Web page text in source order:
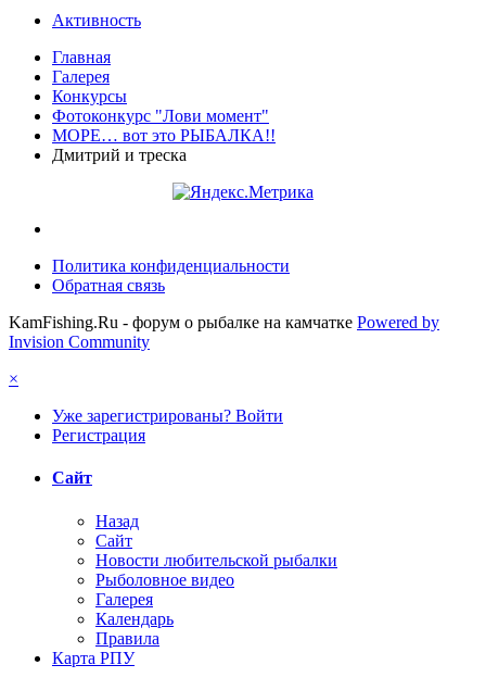
Активность
Главная
Галерея
Конкурсы
Фотоконкурс "Лови момент"
МОРЕ… вот это РЫБАЛКА!!
Дмитрий и треска
Политика конфиденциальности
Обратная связь
KamFishing.Ru - форум о рыбалке на камчатке Powered by
Invision Community
×
Уже зарегистрированы? Войти
Регистрация
Сайт
Назад
Сайт
Новости любительской рыбалки
Рыболовное видео
Галерея
Календарь
Правила
Карта РПУ